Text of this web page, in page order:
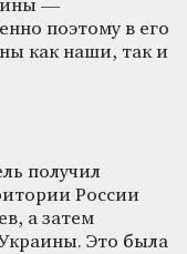
—
поэтому в его
как наши, так и
получил
России
а затем
Это была